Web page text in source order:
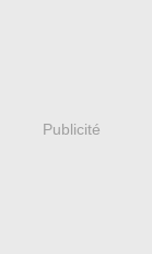
Publicité